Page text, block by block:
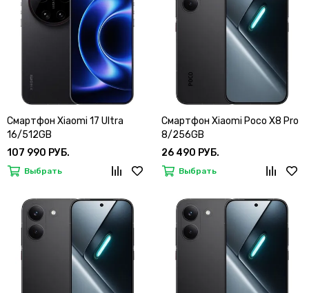
Смартфон Xiaomi 17 Ultra
16/512GB
107 990 РУБ.
Выбрать
Смартфон Xiaomi Poco X8 Pro
8/256GB
26 490 РУБ.
Выбрать